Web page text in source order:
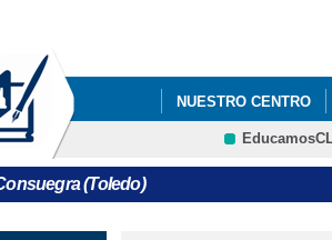
NUESTRO CENTRO
(Toledo)
usted aquí